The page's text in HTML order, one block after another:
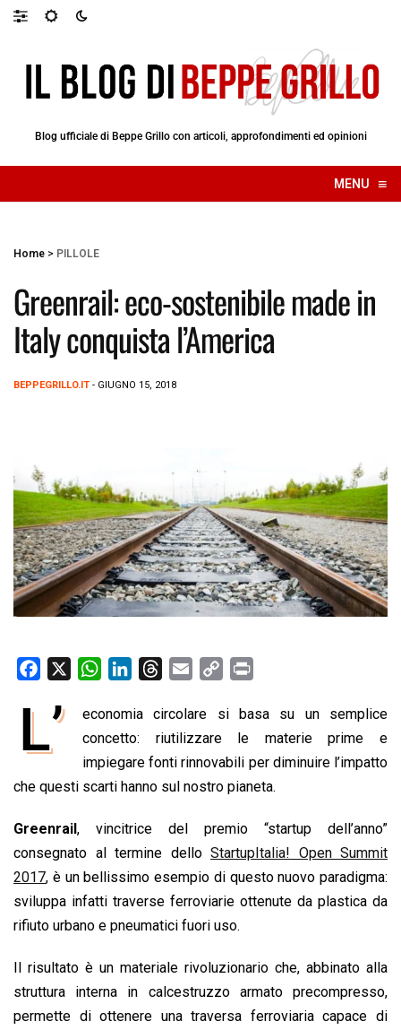
Blog ufficiale di Beppe Grillo con articoli, approfondimenti ed opinioni
MENU ≡
☰
Home > PILLOLE
Greenrail: eco-sostenibile made in
Italy conquista l’America
BEPPEGRILLO.IT - GIUGNO 15, 2018
o
k
W
a
t
s
A
p
n
k
e
d
n
r
e
a
d
a
i
l
p
L
i
k
i
t
L’
economia circolare si basa su un semplice
concetto: riutilizzare le materie prime e
impiegare fonti rinnovabili per diminuire l’impatto
che questi scarti hanno sul nostro pianeta.
Greenrail, vincitrice del premio “startup dell’anno”
consegnato al termine dello StartupItalia! Open Summit
2017, è un bellissimo esempio di questo nuovo paradigma:
sviluppa infatti traverse ferroviarie ottenute da plastica da
rifiuto urbano e pneumatici fuori uso.
Il risultato è un materiale rivoluzionario che, abbinato alla
struttura interna in calcestruzzo armato precompresso,
permette di ottenere una traversa ferroviaria capace di